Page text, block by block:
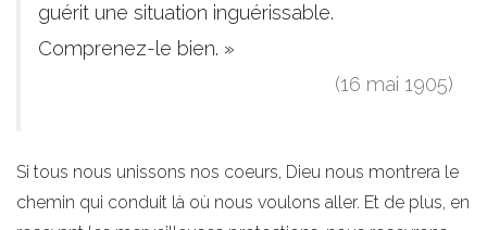
guérit une situation inguérissable.
Comprenez-le bien. »
(16 mai 1905)
Si tous nous unissons nos coeurs, Dieu nous montrera le
chemin qui conduit là où nous voulons aller. Et de plus, en